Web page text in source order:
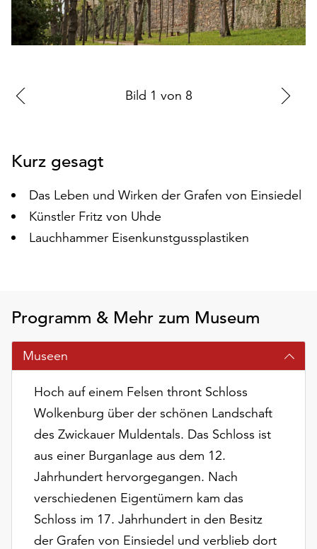
auf
„Alle
akzeptieren“,
Cookies
können
Einverständnis
jederzeit
ändern
und
Ihnen
am
Ende
der
Seite
Schaltfläche
„Cookie-
Einstellungen“
Verfügung.
Funktionale
Cookies
werden
auch
Bild 1 von 8
Kurz gesagt
Das Leben und Wirken der Grafen von Einsiedel
Künstler Fritz von Uhde
Lauchhammer Eisenkunstgussplastiken
Programm & Mehr zum Museum
Museen
Hoch auf einem Felsen thront Schloss
Wolkenburg über der schönen Landschaft
des Zwickauer Muldentals. Das Schloss ist
aus einer Burganlage aus dem 12.
Jahrhundert hervorgegangen. Nach
verschiedenen Eigentümern kam das
Schloss im 17. Jahrhundert in den Besitz
der Grafen von Einsiedel und verblieb dort